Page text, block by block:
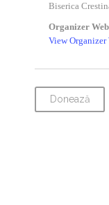
Biserica
Organizer
View Organizer
Donează